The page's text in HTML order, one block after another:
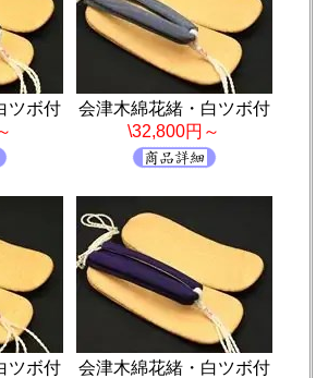
ツボ付
会津木綿花緒・白ツボ付
\32,800円～
ツボ付
会津木綿花緒・白ツボ付